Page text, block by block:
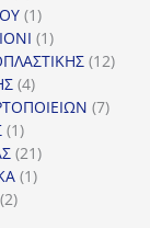
προϊόντα
11
προϊόν
11
προϊόν1212
44
προϊόντα77
11
προϊόν
2121
προϊόντα
11
22